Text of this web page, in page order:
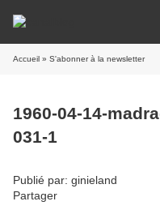
Accueil » S'abonner à la newsletter
1960-04-14-
031-1
Publié par: ginieland
Partager